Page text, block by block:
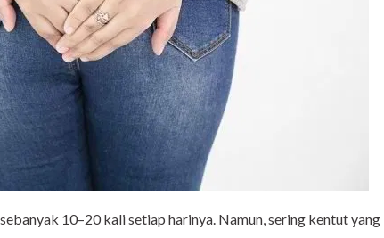
10–20 kali setiap harinya. Namun, sering kentut yang